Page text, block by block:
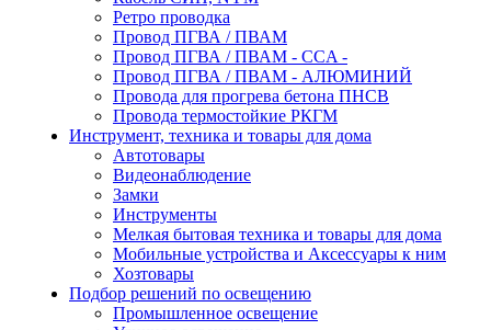
Ретро проводка
Провод ПГВА / ПВАМ
Провод ПГВА / ПВАМ - CCA -
Провод ПГВА / ПВАМ - АЛЮМИНИЙ
Провода для прогрева бетона ПНСВ
Провода термостойкие РКГМ
Инструмент, техника и товары для дома
Автотовары
Видеонаблюдение
Замки
Инструменты
Мелкая бытовая техника и товары для дома
Мобильные устройства и Аксессуары к ним
Хозтовары
Подбор решений по освещению
Промышленное освещение